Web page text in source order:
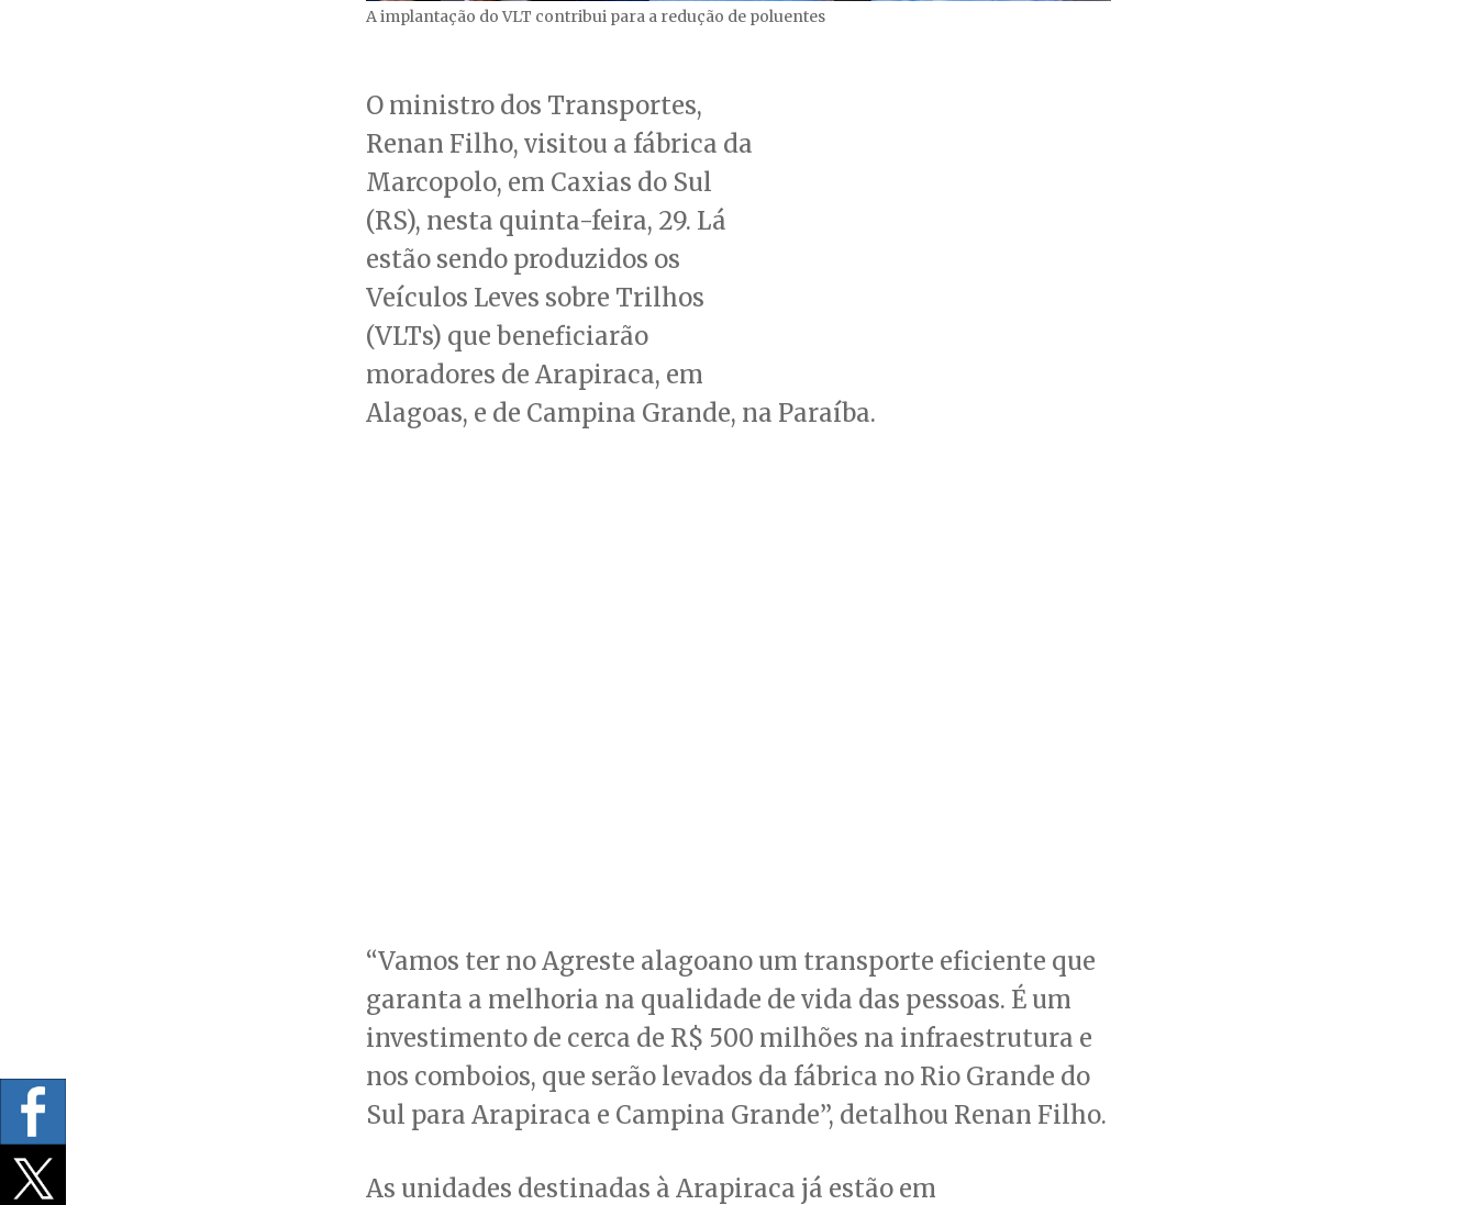
A implantação do VLT contribui para a redução de poluentes
O ministro dos Transportes,
Renan Filho, visitou a fábrica da
Marcopolo, em Caxias do Sul
(RS), nesta quinta-feira, 29. Lá
estão sendo produzidos os
Veículos Leves sobre Trilhos
(VLTs) que beneficiarão
moradores de Arapiraca, em
Alagoas, e de Campina Grande, na Paraíba.
“Vamos ter no Agreste alagoano um transporte eficiente que
garanta a melhoria na qualidade de vida das pessoas. É um
investimento de cerca de R$ 500 milhões na infraestrutura e
nos comboios, que serão levados da fábrica no Rio Grande do
Sul para Arapiraca e Campina Grande”, detalhou Renan Filho.
As unidades destinadas à Arapiraca já estão em